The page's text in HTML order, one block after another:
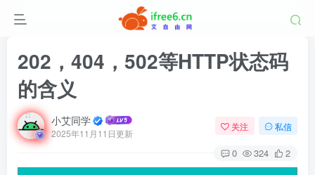
202，404，502等HTTP状态码
的含义
小艾同学
2025年11月11日更新
关注 私信
0 324 2